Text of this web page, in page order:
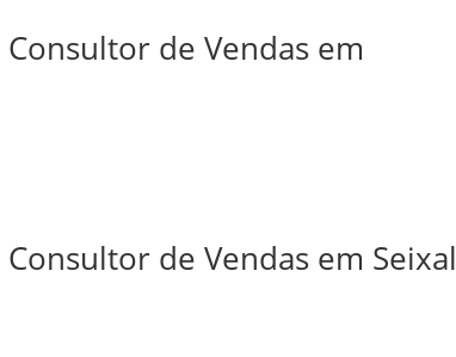
de Vendas em
de Vendas em Seixal